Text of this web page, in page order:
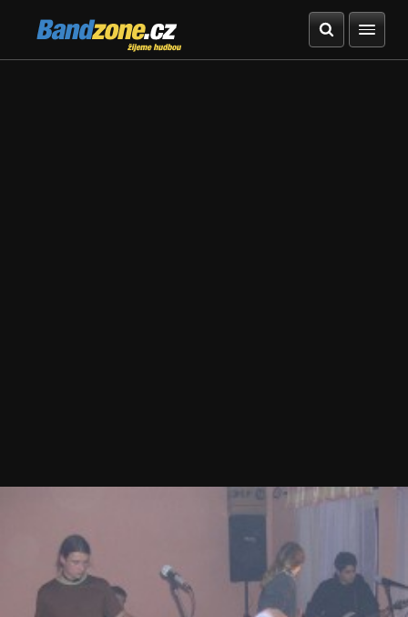
Bandzone.cz
žijeme hudbou